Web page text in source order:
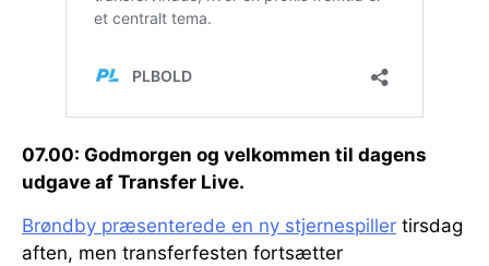
07.00: Godmorgen og velkommen til dagens
udgave af Transfer Live.
Brøndby præsenterede en ny stjernespiller tirsdag
aften, men transferfesten fortsætter